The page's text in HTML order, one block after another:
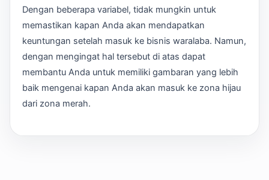
Dengan beberapa variabel, tidak mungkin untuk
memastikan kapan Anda akan mendapatkan
keuntungan setelah masuk ke bisnis waralaba. Namun,
dengan mengingat hal tersebut di atas dapat
membantu Anda untuk memiliki gambaran yang lebih
baik mengenai kapan Anda akan masuk ke zona hijau
dari zona merah.